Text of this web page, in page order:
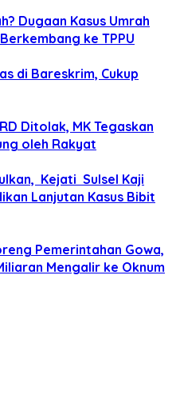
Dugaan Kasus Umrah
ke TPPU
di Bareskrim, Cukup
Ditolak, MK Tegaskan
oleh Rakyat
Kejati Sulsel Kaji
Lanjutan Kasus Bibit
Pemerintahan Gowa,
Mengalir ke Oknum